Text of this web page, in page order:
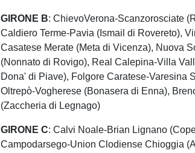
GIRONE B: ChievoVerona-Scanzorosciate
Caldiero Terme-Pavia (Ismail di Rovereto),
Casatese Merate (Meta di Vicenza), Nuova
(Nonnato di Rovigo), Real Calepina-Villa
Dona' di Piave), Folgore Caratese-Varesina
Oltrepò-Vogherese (Bonasera di Enna),
(Zaccheria di Legnago)
GIRONE C: Calvi Noale-Brian Lignano
Campodarsego-Union Clodiense Chioggia